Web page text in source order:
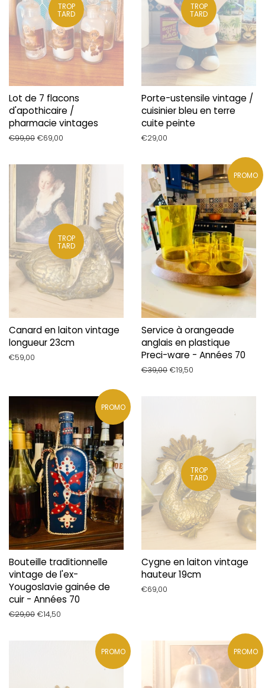
TROP
TARD
Lot de 7 flacons
d'apothicaire /
pharmacie vintages
Prix
€99,00 Prix
€69,00
TROP
TARD
Porte-ustensile vintage /
cuisinier bleu en terre
cuite peinte
Prix
€29,00
TROP
TARD
Canard en laiton vintage
longueur 23cm
Prix
€59,00
PROMO
Service à orangeade
anglais en plastique
Preci-ware - Années 70
Prix
€39,00 Prix
€19,50
PROMO
Bouteille traditionnelle
vintage de l'ex-
Yougoslavie gainée de
cuir - Années 70
Prix
€29,00 Prix
€14,50
TROP
TARD
Cygne en laiton vintage
hauteur 19cm
Prix
€69,00
PROMO PROMO